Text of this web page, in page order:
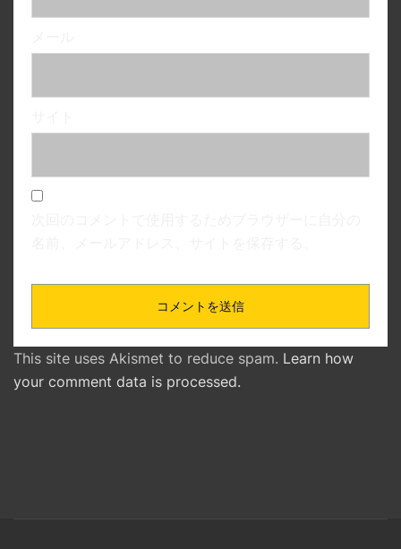
This site uses Akismet to reduce spam. Learn how
your comment data is processed.